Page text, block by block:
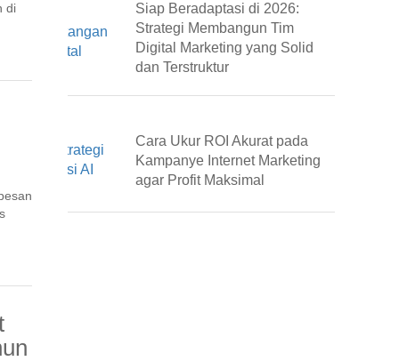
di
Siap Beradaptasi di 2026:
Strategi Membangun Tim
Digital Marketing yang Solid
dan Terstruktur
Cara Ukur ROI Akurat pada
Kampanye Internet Marketing
agar Profit Maksimal